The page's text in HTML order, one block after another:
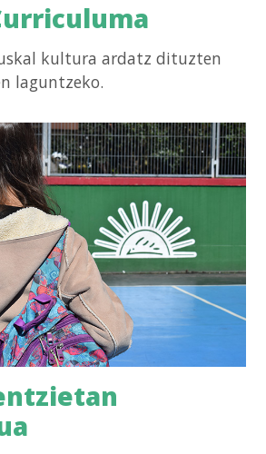
kultura ardatz dituzten
laguntzeko.